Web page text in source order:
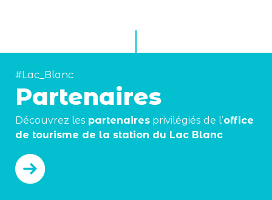
#Lac_Blanc
Partenaires
Découvrez les partenaires privilégiés de l’office
de tourisme de la station du Lac Blanc